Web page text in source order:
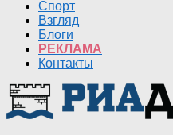
Спорт
Взгляд
Блоги
РЕКЛАМА
Контакты